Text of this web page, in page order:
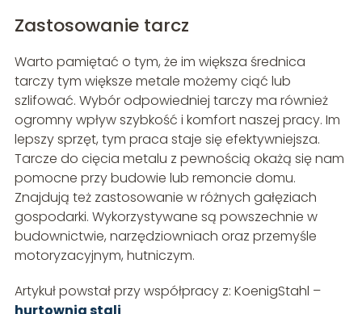
Zastosowanie tarcz
Warto pamiętać o tym, że im większa średnica
tarczy tym większe metale możemy ciąć lub
szlifować. Wybór odpowiedniej tarczy ma również
ogromny wpływ szybkość i komfort naszej pracy. Im
lepszy sprzęt, tym praca staje się efektywniejsza.
Tarcze do cięcia metalu z pewnością okażą się nam
pomocne przy budowie lub remoncie domu.
Znajdują też zastosowanie w różnych gałęziach
gospodarki. Wykorzystywane są powszechnie w
budownictwie, narzędziowniach oraz przemyśle
motoryzacyjnym, hutniczym.
Artykuł powstał przy współpracy z: KoenigStahl –